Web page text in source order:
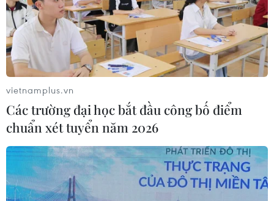
Tuy nhiên trong bối cảnh biến đổi khí hậu thì cũng có rất
nhiều kịch bản có khả năng xảy ra.
vietnamplus.vn
Các trường đại học bắt đầu công bố điểm
chuẩn xét tuyển năm 2026